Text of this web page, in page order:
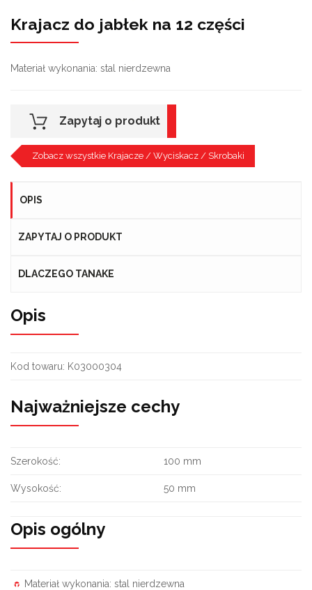
Krajacz do jabłek na 12 części
Materiał wykonania: stal nierdzewna
Zapytaj o produkt
Zobacz wszystkie Krajacze / Wyciskacz / Skrobaki
OPIS
ZAPYTAJ O PRODUKT
DLACZEGO TANAKE
Opis
Kod towaru: K03000304
Najważniejsze cechy
Szerokość: 100 mm
Wysokość: 50 mm
Opis ogólny
Materiał wykonania: stal nierdzewna